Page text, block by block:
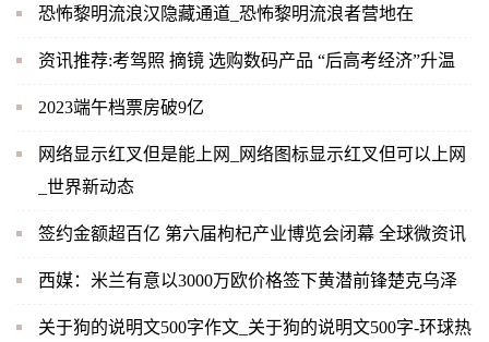
恐怖黎明流浪汉隐藏通道_恐怖黎明流浪者营地在
资讯推荐:考驾照 摘镜 选购数码产品 “后高考经济”升温
2023端午档票房破9亿
网络显示红叉但是能上网_网络图标显示红叉但可以上网
_世界新动态
签约金额超百亿 第六届枸杞产业博览会闭幕 全球微资讯
西媒：米兰有意以3000万欧价格签下黄潜前锋楚克乌泽
关于狗的说明文500字作文_关于狗的说明文500字-环球热